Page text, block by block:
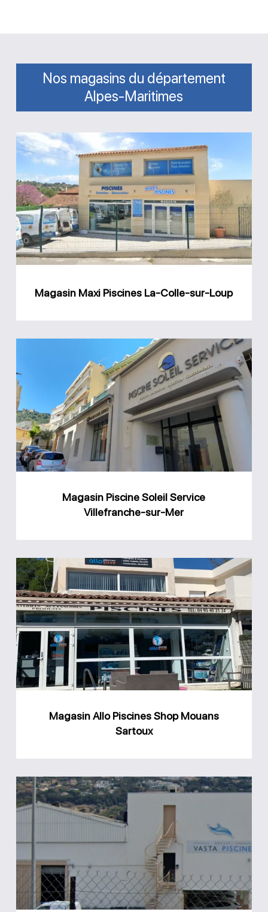
Nos magasins du département
Alpes-Maritimes
Magasin
Maxi
Piscines
La-
Colle-
sur-
Loup
Magasin Maxi Piscines La-Colle-sur-Loup
Magasin
Piscine
Soleil
Service
Villefranche-
sur-
Magasin Piscine Soleil Service
Villefranche-sur-Mer
Magasin
Allo
Piscines
Shop
Mouans
Sartoux
Magasin Allo Piscines Shop Mouans
Sartoux
Groupe
Saint-
Laurent-
du-
Var